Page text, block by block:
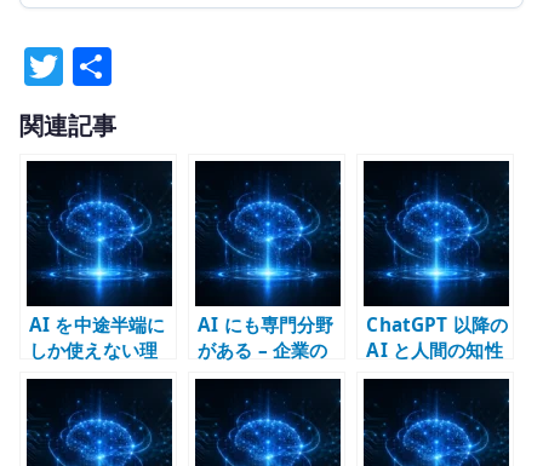
T
w
it
te
r
有
関連記事
AI を中途半端に
しか使えない理
由 – プロンプト
術より構造化が
重要
AI にも専門分野
がある – 企業の
事業構造が AI の
個性を作る
ChatGPT 以降の
AI と人間の知性
– 基礎技術、創
作、社会システ
ムはどう変わる
か